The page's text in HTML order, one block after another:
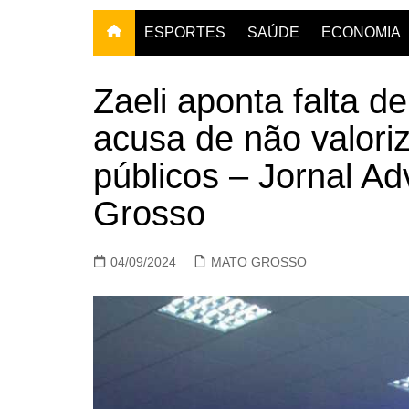
ESPORTES SAÚDE ECONOMIA
Zaeli aponta falta
acusa de não
públicos – Jornal
Grosso
04/09/2024 MATO GROSSO